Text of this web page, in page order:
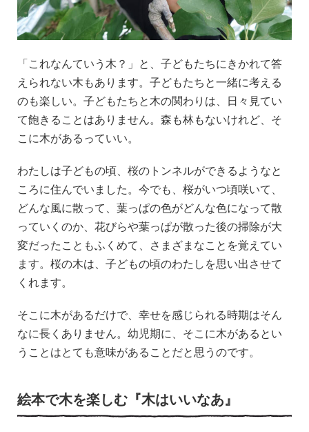
「これなんていう木？」と、子どもたちにきかれて答
えられない木もあります。子どもたちと一緒に考える
のも楽しい。子どもたちと木の関わりは、日々見てい
て飽きることはありません。森も林もないけれど、そ
こに木があるっていい。
わたしは子どもの頃、桜のトンネルができるようなと
ころに住んでいました。今でも、桜がいつ頃咲いて、
どんな風に散って、葉っぱの色がどんな色になって散
っていくのか、花びらや葉っぱが散った後の掃除が大
変だったこともふくめて、さまざまなことを覚えてい
ます。桜の木は、子どもの頃のわたしを思い出させて
くれます。
そこに木があるだけで、幸せを感じられる時期はそん
なに長くありません。幼児期に、そこに木があるとい
うことはとても意味があることだと思うのです。
絵本で木を楽しむ『木はいいなあ』